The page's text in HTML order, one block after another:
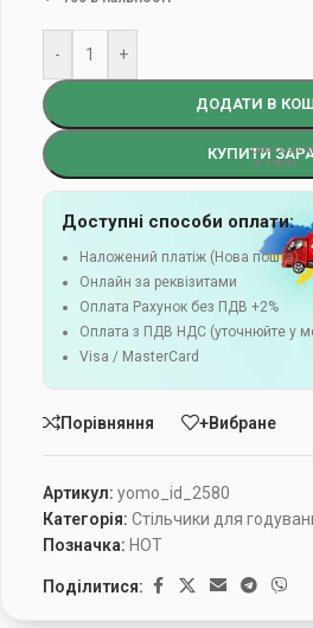
- +
ДОДАТИ В
КУПИТИ
Доступні способи оплати:
Наложений платіж (Нова пошта)
Онлайн за реквізитами
Оплата Рахунок без ПДВ +2%
Оплата з ПДВ НДС (уточнюйте у
Visa / MasterCard
Порівняння +Вибране
Артикул: yomo_id_2580
Категорія: Стільчики для
Позначка: HOT
Поділитися: